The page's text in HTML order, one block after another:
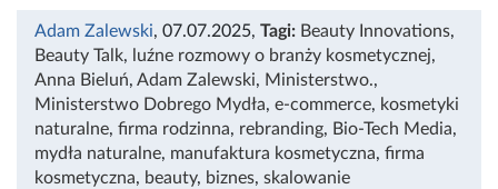
Adam Zalewski, 07.07.2025, Tagi: Beauty Innovations,
Beauty Talk, luźne rozmowy o branży kosmetycznej,
Anna Bieluń, Adam Zalewski, Ministerstwo.,
Ministerstwo Dobrego Mydła, e-commerce, kosmetyki
naturalne, firma rodzinna, rebranding, Bio-Tech Media,
mydła naturalne, manufaktura kosmetyczna, firma
kosmetyczna, beauty, biznes, skalowanie